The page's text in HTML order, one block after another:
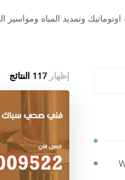
اوتوماتيك وتمديد المياه ومواسير
إظهار 117 النتائج